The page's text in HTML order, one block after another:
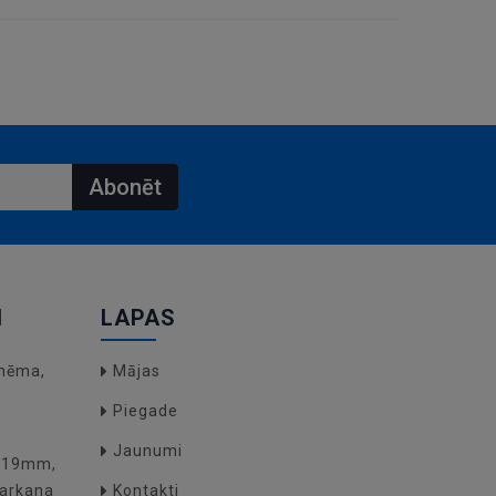
Abonēt
LAPAS
Mājas
Piegade
Jaunumi
Kontakti